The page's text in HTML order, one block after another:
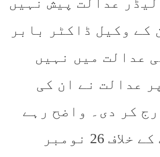
کے وکیل ڈاکٹر بابر
عدالت میں نہیں
عدالت نے ان کی
کر دی۔ واضح رہے
عمر ایوب کے خلاف 26 نومبر